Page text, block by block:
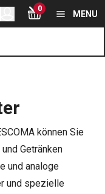
Seite
0
MENU
können Sie
Getränken
und analoge
und spezielle